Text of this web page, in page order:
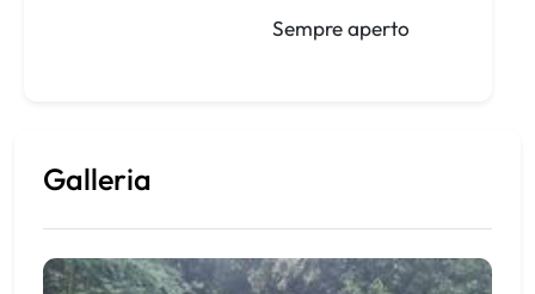
Sempre aperto
Galleria